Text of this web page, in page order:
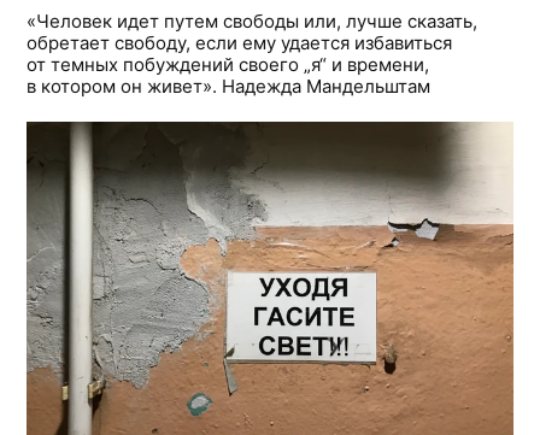
«Человек идет путем свободы или, лучше сказать,
обретает свободу, если ему удается избавиться
от темных побуждений своего „я“ и времени,
в котором он живет». Надежда Мандельштам